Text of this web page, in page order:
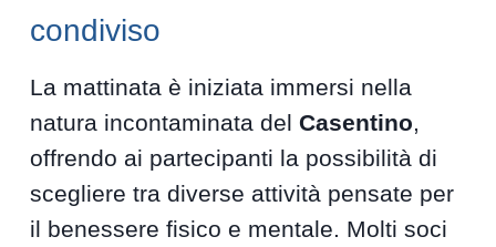
condiviso
La mattinata è iniziata immersi nella
natura incontaminata delCasentino,
offrendo ai partecipanti la possibilità di
scegliere tra diverse attività pensate per
il benessere fisico e mentale. Molti soci